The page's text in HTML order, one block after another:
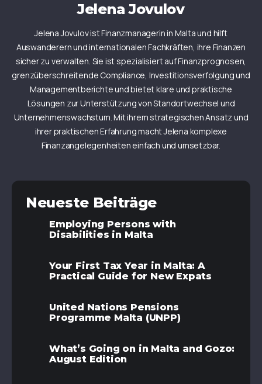
Jelena Jovulov
Jelena Jovulov ist Finanzmanagerin in Malta und hilft
Auswanderern und internationalen Fachkräften, ihre Finanzen
sicher zu verwalten. Sie ist spezialisiert auf Finanzprognosen,
grenzüberschreitende Compliance, Investitionsverfolgung und
Managementberichte und bietet klare und praktische
Lösungen zur Unterstützung von Standortwechsel und
Unternehmenswachstum. Mit ihrem strategischen Ansatz und
ihrer praktischen Erfahrung macht Jelena komplexe
Finanzangelegenheiten einfach und umsetzbar.
Neueste Beiträge
Employing Persons with
Disabilities in Malta
Your First Tax Year in Malta: A
Practical Guide for New Expats
United Nations Pensions
Programme Malta (UNPP)
What’s Going on in Malta and Gozo:
August Edition